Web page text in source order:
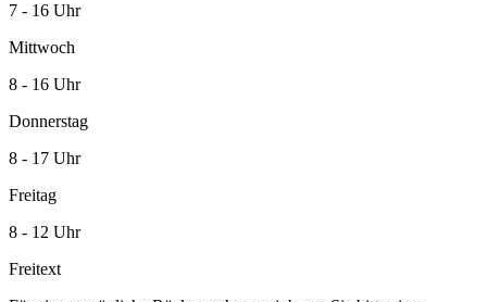
7 - 16 Uhr
Mittwoch
8 - 16 Uhr
Donnerstag
8 - 17 Uhr
Freitag
8 - 12 Uhr
Freitext